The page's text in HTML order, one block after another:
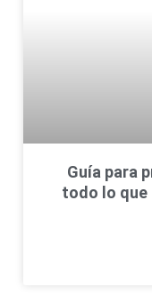
Guía para
todo lo que